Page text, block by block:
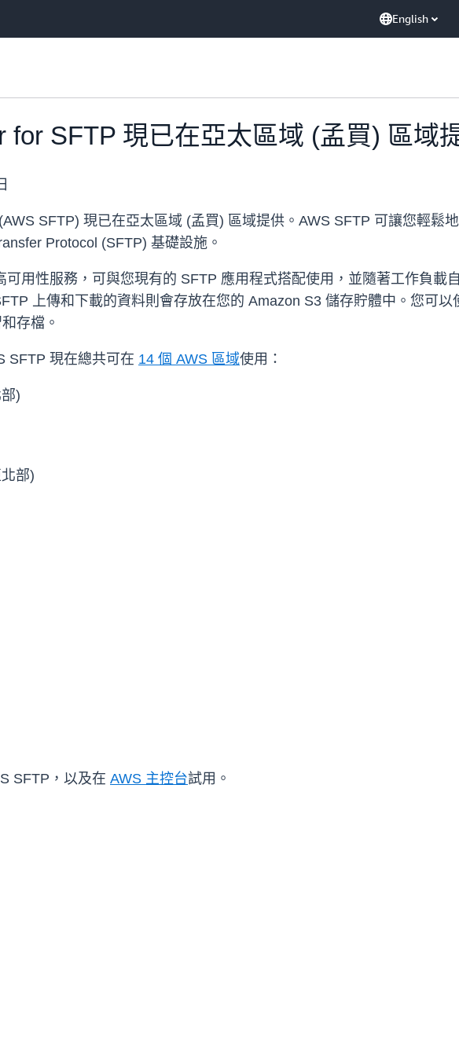
English
for SFTP 現已在亞太區域 (孟買) 區域
(AWS SFTP) 現已在亞太區域 (孟買) 區域提供。AWS SFTP 可讓您輕鬆
Protocol (SFTP) 基礎設施。
可用性服務，可與您現有的 SFTP 應用程式搭配使用，並隨著工作負載
上傳和下載的資料則會存放在您的 Amazon S3 儲存貯體中。您可
存檔。
SFTP 現在總共可在 14 個 AWS 區域使用：
)
部)
SFTP，以及在 AWS 主控台試用。